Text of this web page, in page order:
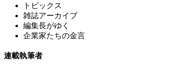
トピックス
雑誌アーカイブ
編集長がゆく
企業家たちの金言
連載執筆者